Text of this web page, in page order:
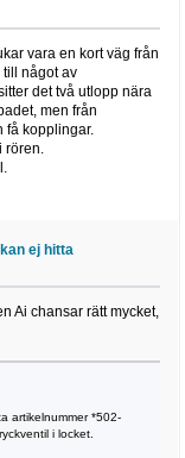
vara en kort väg från
något av
det två utlopp nära
men från
få kopplingar.
ej hitta
Ai chansar rätt mycket,
artikelnummer *502-
i locket.